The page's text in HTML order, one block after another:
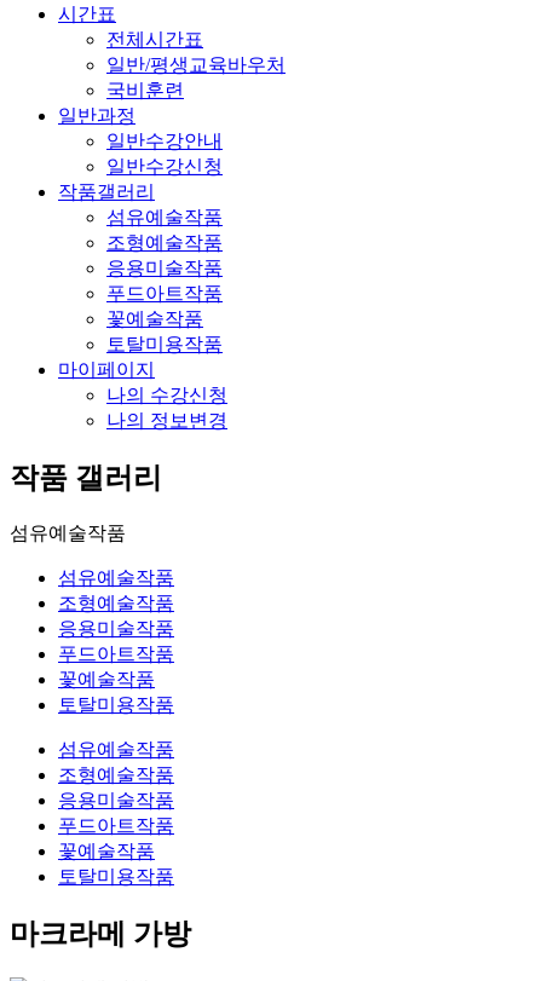
시간표
전체시간표
일반/평생교육바우처
국비훈련
일반과정
일반수강안내
일반수강신청
작품갤러리
섬유예술작품
조형예술작품
응용미술작품
푸드아트작품
꽃예술작품
토탈미용작품
마이페이지
나의 수강신청
나의 정보변경
작품 갤러리
섬유예술작품
섬유예술작품
조형예술작품
응용미술작품
푸드아트작품
꽃예술작품
토탈미용작품
섬유예술작품
조형예술작품
응용미술작품
푸드아트작품
꽃예술작품
토탈미용작품
마크라메 가방